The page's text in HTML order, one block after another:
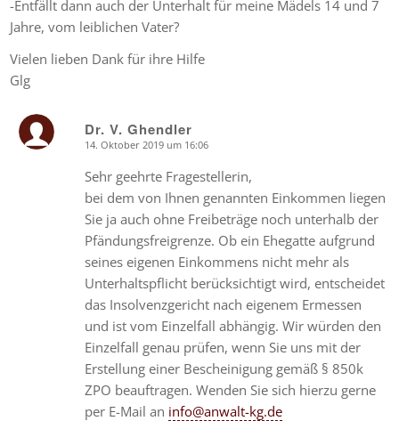
-Entfällt dann auch der Unterhalt für meine Mädels 14 und 7
Jahre, vom leiblichen Vater?
Vielen lieben Dank für ihre Hilfe
Glg
Dr. V. Ghendler
14. Oktober 2019 um 16:06
Sehr geehrte Fragestellerin,
bei dem von Ihnen genannten Einkommen liegen
Sie ja auch ohne Freibeträge noch unterhalb der
Pfändungsfreigrenze. Ob ein Ehegatte aufgrund
seines eigenen Einkommens nicht mehr als
Unterhaltspflicht berücksichtigt wird, entscheidet
das Insolvenzgericht nach eigenem Ermessen
und ist vom Einzelfall abhängig. Wir würden den
Einzelfall genau prüfen, wenn Sie uns mit der
Erstellung einer Bescheinigung gemäß § 850k
ZPO beauftragen. Wenden Sie sich hierzu gerne
per E-Mail an info@anwalt-kg.de